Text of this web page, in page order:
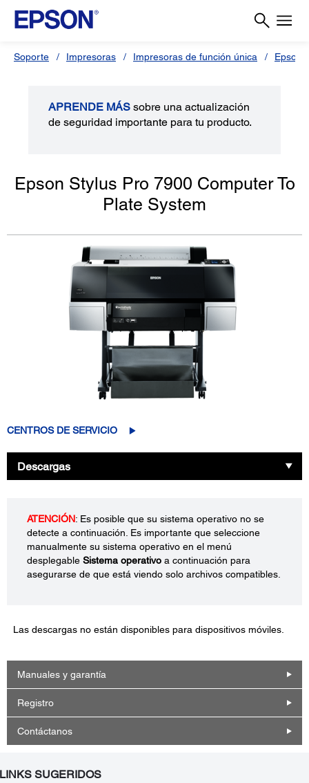
Soporte Impresoras Impresoras de función única Epson
APRENDE MÁS sobre una actualización
de seguridad importante para tu producto.
Epson Stylus Pro 7900 Computer To
Plate System
CENTROS DE SERVICIO
Descargas
ATENCIÓN: Es posible que su sistema operativo no se
detecte a continuación. Es importante que seleccione
manualmente su sistema operativo en el menú
desplegable Sistema operativo a continuación para
asegurarse de que está viendo solo archivos compatibles.
Las descargas no están disponibles para dispositivos móviles.
Manuales y garantía
Registro
Contáctanos
LINKS SUGERIDOS